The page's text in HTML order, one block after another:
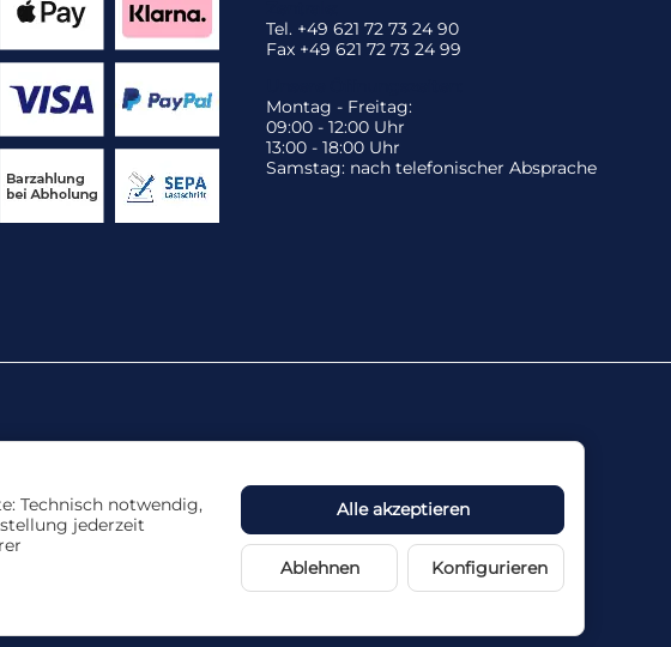
Tel. +49 621 72 73 24 90
Fax +49 621 72 73 24 99
Montag - Freitag:
09:00 - 12:00 Uhr
13:00 - 18:00 Uhr
Samstag: nach telefonischer Absprache
wird keine Haftung übernommen.
Alle akzeptieren
Ablehnen Konfigurieren
Technisch notwendig,
jederzeit